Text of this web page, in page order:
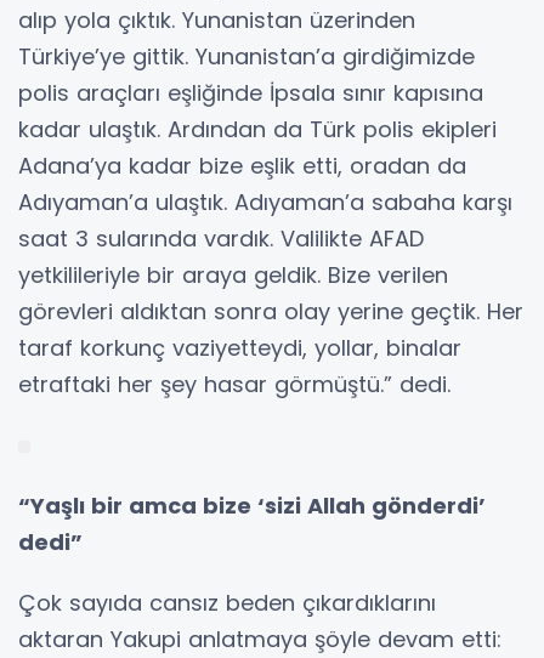
alıp yola çıktık. Yunanistan üzerinden
Türkiye’ye gittik. Yunanistan’a girdiğimizde
polis araçları eşliğinde İpsala sınır kapısına
kadar ulaştık. Ardından da Türk polis ekipleri
Adana’ya kadar bize eşlik etti, oradan da
Adıyaman’a ulaştık. Adıyaman’a sabaha karşı
saat 3 sularında vardık. Valilikte AFAD
yetkilileriyle bir araya geldik. Bize verilen
görevleri aldıktan sonra olay yerine geçtik. Her
taraf korkunç vaziyetteydi, yollar, binalar
etraftaki her şey hasar görmüştü.” dedi.
“Yaşlı bir amca bize ‘sizi Allah gönderdi’
dedi”
Çok sayıda cansız beden çıkardıklarını
aktaran Yakupi anlatmaya şöyle devam etti: